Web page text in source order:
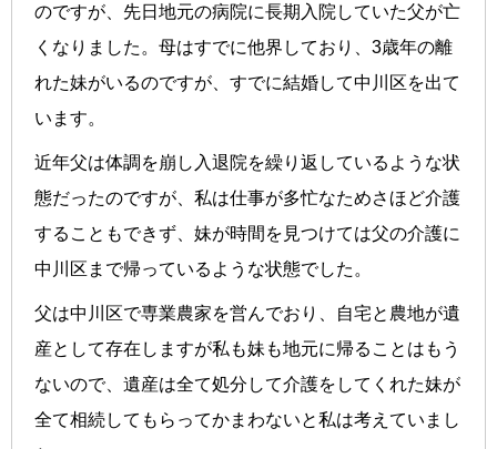
のですが、先日地元の病院に長期入院していた父が亡
くなりました。母はすでに他界しており、3歳年の離
れた妹がいるのですが、すでに結婚して中川区を出て
います。
近年父は体調を崩し入退院を繰り返しているような状
態だったのですが、私は仕事が多忙なためさほど介護
することもできず、妹が時間を見つけては父の介護に
中川区まで帰っているような状態でした。
父は中川区で専業農家を営んでおり、自宅と農地が遺
産として存在しますが私も妹も地元に帰ることはもう
ないので、遺産は全て処分して介護をしてくれた妹が
全て相続してもらってかまわないと私は考えていまし